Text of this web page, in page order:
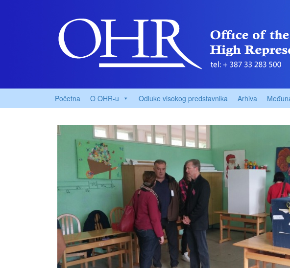
Početna O OHR-u Odluke visokog predstavnika Arhiva